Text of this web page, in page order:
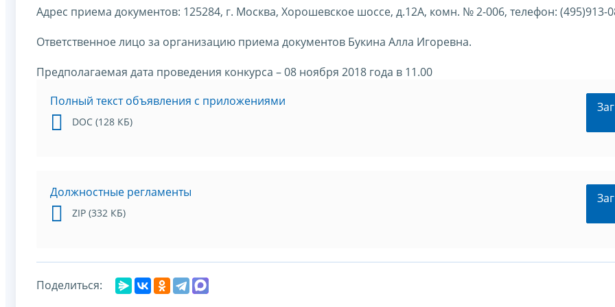
Адрес приема документов: 125284, г. Москва, Хорошевское шоссе, д.12А, комн. № 2-006, телефон: (495)913-
Ответственное лицо за организацию приема документов Букина Алла Игоревна.
Предполагаемая дата проведения конкурса – 08 ноября 2018 года в 11.00
Полный текст объявления с приложениями
DOC (128 КБ)
Должностные регламенты
ZIP (332 КБ)
Поделиться: